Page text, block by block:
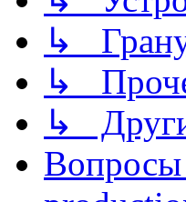
↳
↳
↳
Вопросы